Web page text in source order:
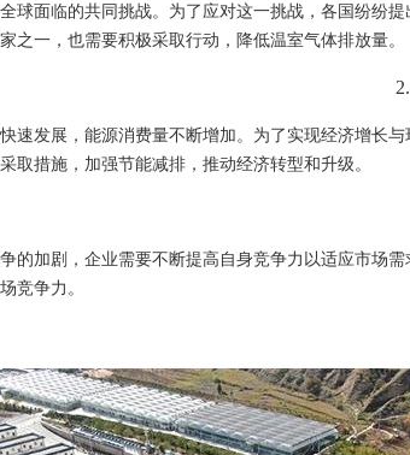
球面临的共同挑战。为了应对这一挑战，各国纷纷
之一，也需要积极采取行动，降低温室气体排放量。
2.
速发展，能源消费量不断增加。为了实现经济增长
取措施，加强节能减排，推动经济转型和升级。
的加剧，企业需要不断提高自身竞争力以适应市场
竞争力。